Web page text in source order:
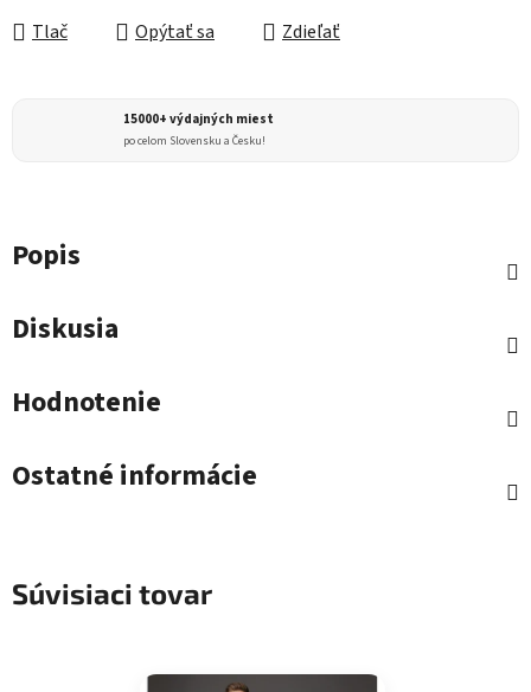
Tlač Opýtať sa Zdieľať
15000+ výdajných miest
po celom Slovensku a Česku!
Popis
Diskusia
Hodnotenie
Ostatné informácie
Súvisiaci tovar